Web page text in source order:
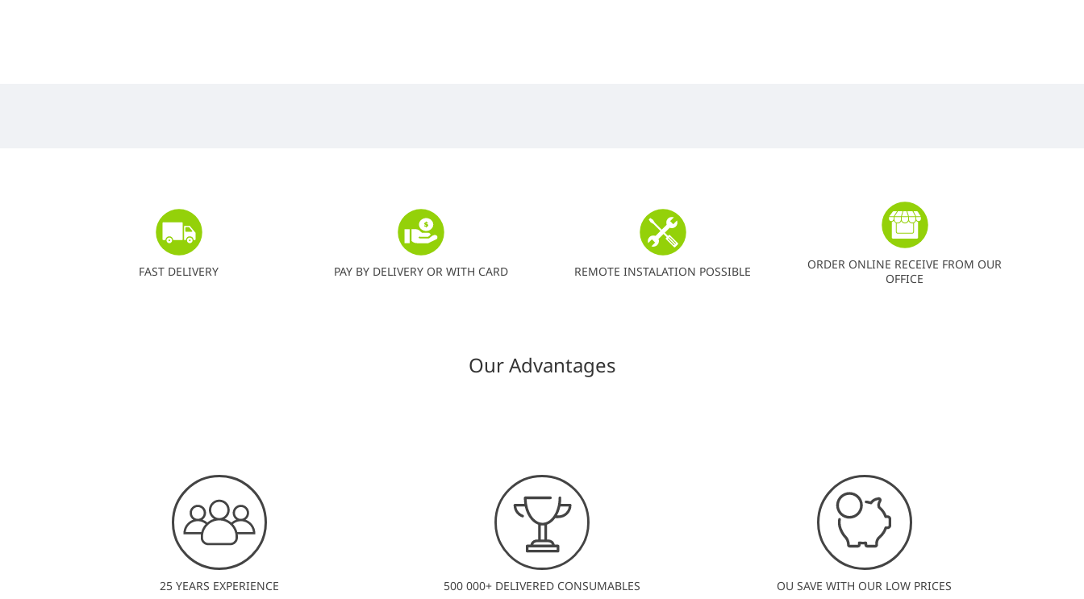
FAST DELIVERY PAY BY DELIVERY OR WITH CARD REMOTE INSTALATION POSSIBLE
ORDER ONLINE RECEIVE FROM OUR
OFFICE
Our Advantages
25 YEARS EXPERIENCE 500 000+ DELIVERED CONSUMABLES OU SAVE WITH OUR LOW PRICES